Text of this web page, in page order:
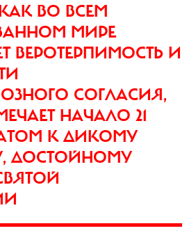
ВО ВСЕМ
МИРЕ
ВЕРОТЕРПИМОСТЬ И
СОГЛАСИЯ,
НАЧАЛО 21
К ДИКОМУ
ДОСТОЙНОМУ